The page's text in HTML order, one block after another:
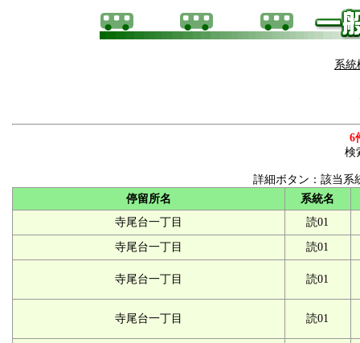
系統
6
検
詳細ボタン：該当系
停留所名
系統名
寺尾台一丁目
読01
寺尾台一丁目 読01
寺尾台一丁目 読01
寺尾台一丁目 読01